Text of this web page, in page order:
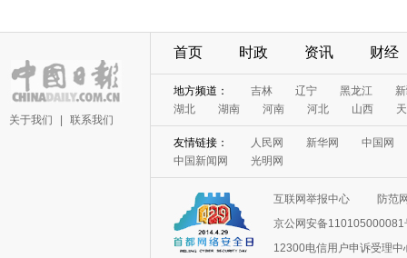
关于我们 联系我们
首页 时政 资讯 财经
地方频道： 吉林 辽宁 黑龙江
湖北
湖南 河南 河北 山西
友情链接： 人民网 新华网
中国网
中国新闻网
光明网
互联网举报中心
防范
京公网安备110105000081
12300电信用户申诉受理中